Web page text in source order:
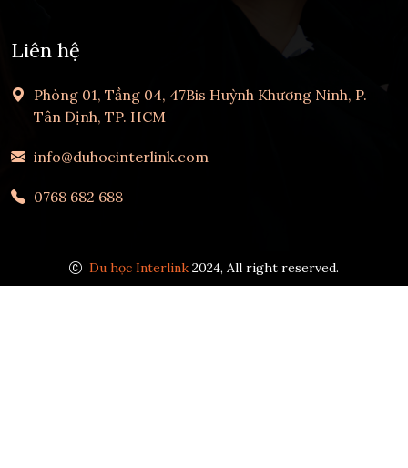
Liên hệ
Phòng 01, Tầng 04, 47Bis Huỳnh Khương Ninh, P.
Tân Định, TP. HCM
info@duhocinterlink.com
0768 682 688
Du học Interlink 2024, All right reserved.